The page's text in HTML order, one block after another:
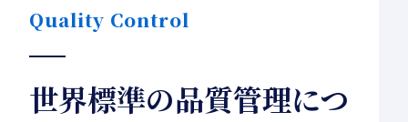
Quality Control
世界標準の品質管理につ